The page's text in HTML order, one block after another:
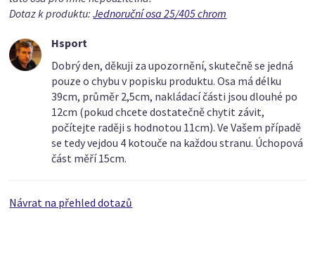
Dotaz k produktu:Jednoruční osa 25/405 chrom
Hsport
Dobrý den, děkuji za upozornění, skutečně se jedná
pouze o chybu v popisku produktu. Osa má délku
39cm, průměr 2,5cm, nakládací části jsou dlouhé po
12cm (pokud chcete dostatečně chytit závit,
počítejte raději s hodnotou 11cm). Ve Vašem případě
se tedy vejdou 4 kotouče na každou stranu. Úchopová
část měří 15cm.
Návrat na přehled dotazů